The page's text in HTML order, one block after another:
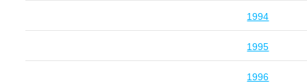
1994
1995
1996